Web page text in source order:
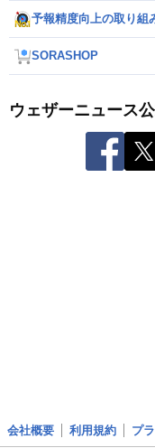
予報精度向上の取り組
SORASHOP
ウェザーニュース
会社概要 利用規約 プ